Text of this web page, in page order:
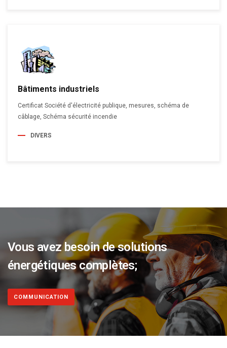
Bâtiments industriels
Certificat Société d'électricité publique, mesures, schéma de
câblage, Schéma sécurité incendie
DIVERS
Vous avez besoin de solutions
énergétiques complètes;
COMMUNICATION